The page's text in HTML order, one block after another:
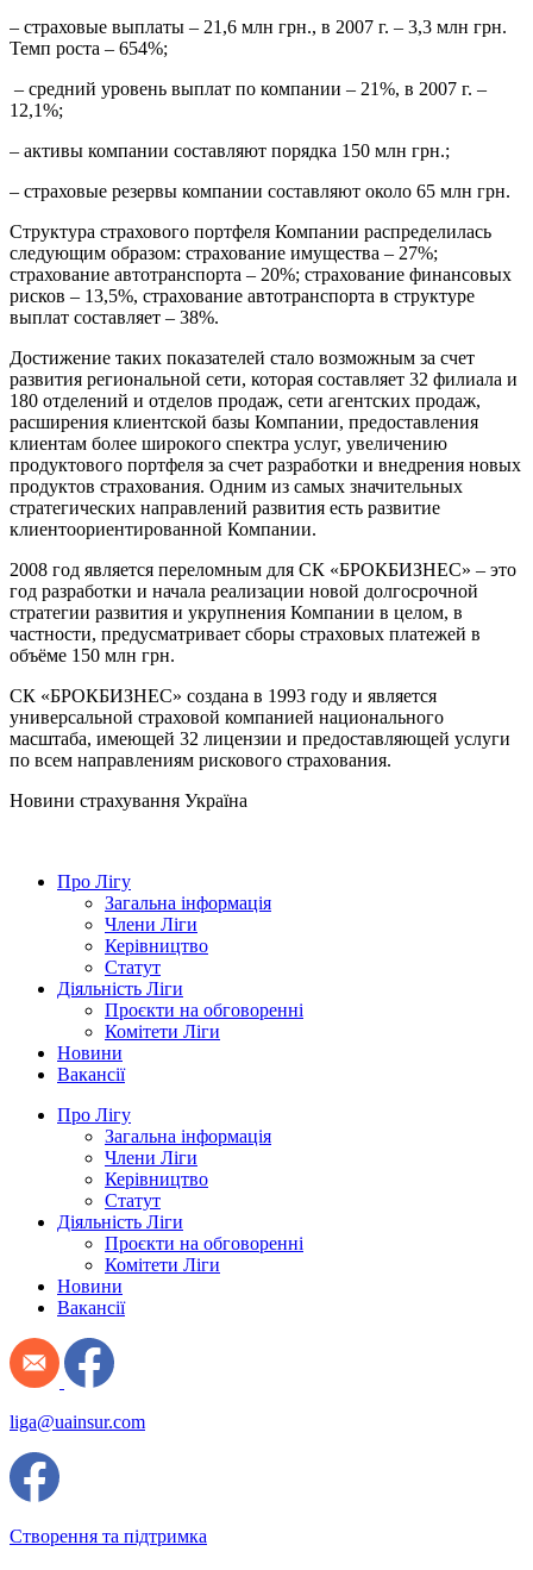
– страховые выплаты – 21,6 млн грн., в 2007 г. – 3,3 млн грн.
Темп роста – 654%;
– средний уровень выплат по компании – 21%, в 2007 г. –
12,1%;
– активы компании составляют порядка 150 млн грн.;
– страховые резервы компании составляют около 65 млн грн.
Структура страхового портфеля Компании распределилась
следующим образом: страхование имущества – 27%;
страхование автотранспорта – 20%; страхование финансовых
рисков – 13,5%, страхование автотранспорта в структуре
выплат составляет – 38%.
Достижение таких показателей стало возможным за счет
развития региональной сети, которая составляет 32 филиала и
180 отделений и отделов продаж, сети агентских продаж,
расширения клиентской базы Компании, предоставления
клиентам более широкого спектра услуг, увеличению
продуктового портфеля за счет разработки и внедрения новых
продуктов страхования. Одним из самых значительных
стратегических направлений развития есть развитие
клиентоориентированной Компании.
2008 год является переломным для CК «БРОКБИЗНЕС» – это
год разработки и начала реализации новой долгосрочной
стратегии развития и укрупнения Компании в целом, в
частности, предусматривает сборы страховых платежей в
объёме 150 млн грн.
СК «БРОКБИЗНЕС» создана в 1993 году и является
универсальной страховой компанией национального
масштаба, имеющей 32 лицензии и предоставляющей услуги
по всем направлениям рискового страхования.
Новини страхування Україна
Про Лігу
Загальна інформація
Члени Ліги
Керівництво
Статут
Діяльність Ліги
Проєкти на обговоренні
Комітети Ліги
Новини
Вакансії
Про Лігу
Загальна інформація
Члени Ліги
Керівництво
Статут
Діяльність Ліги
Проєкти на обговоренні
Комітети Ліги
Новини
Вакансії
liga@uainsur.com
Створення та підтримка